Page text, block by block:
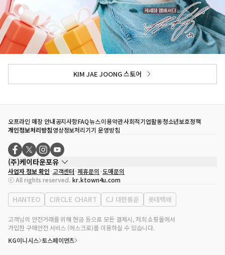
KIM JAE JOONG 스토어
오프라인 매장 안내공지사항FAQ뉴스이용약관사회적기업활동청소년보호정책
개인정보처리방침영상정보처리기기 운영방침
(주)케이타운포유
대표자
송효민
사업자등록번호
120-87-71116
통신판매업 신고번호 제2011-서울강남-02223
대표전화
02-552-9855
사업자 정보 확인 고객센터 제휴문의 도매문의
ⓒ All rights reserved. kr.ktown4u.com
HANTEO CIRCLE CHART CJ 대한통운 롯데택배
고객님의 안전거래를 위해 현금 등으로 모든 결제시, 저희 쇼핑몰에서
가입한 구매안전 서비스 (에스크로)를 이용하실 수 있습니다.
KG이니시스 토스페이먼츠